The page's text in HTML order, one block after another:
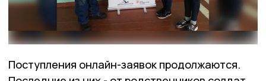
Поступления онлайн-заявок продолжаются.